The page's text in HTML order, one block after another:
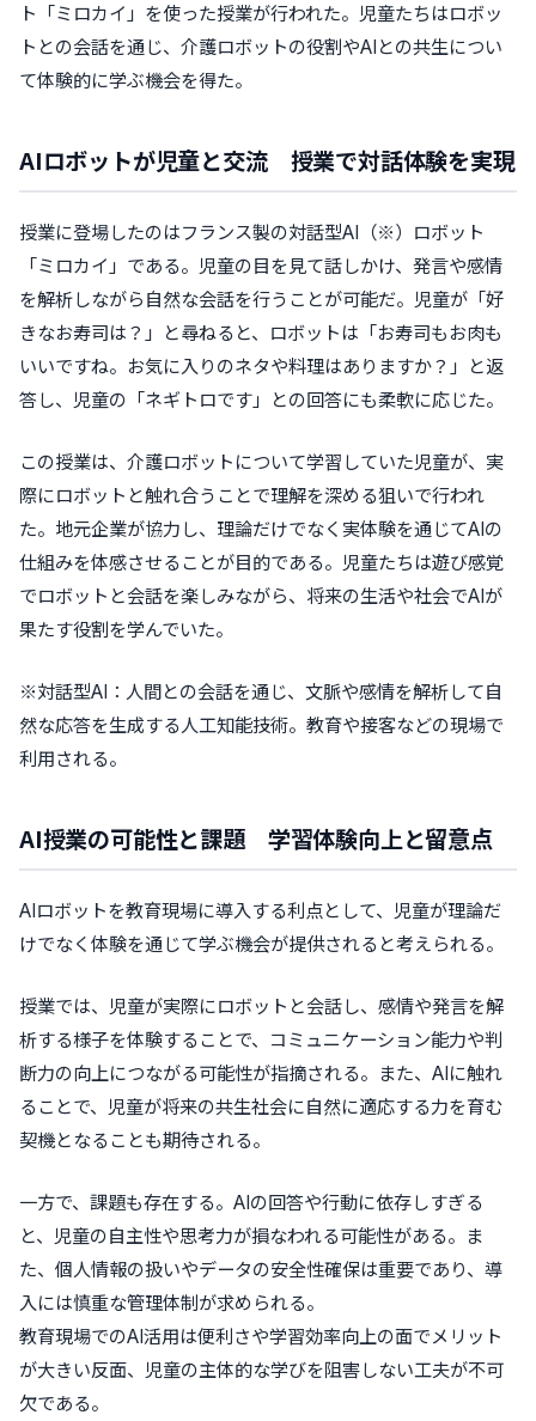
ト「ミロカイ」を使った授業が行われた。児童たちはロボッ
トとの会話を通じ、介護ロボットの役割やAIとの共生につい
て体験的に学ぶ機会を得た。
AIロボットが児童と交流 授業で対話体験を実現
授業に登場したのはフランス製の対話型AI（※）ロボット
「ミロカイ」である。児童の目を見て話しかけ、発言や感情
を解析しながら自然な会話を行うことが可能だ。児童が「好
きなお寿司は？」と尋ねると、ロボットは「お寿司もお肉も
いいですね。お気に入りのネタや料理はありますか？」と返
答し、児童の「ネギトロです」との回答にも柔軟に応じた。
この授業は、介護ロボットについて学習していた児童が、実
際にロボットと触れ合うことで理解を深める狙いで行われ
た。地元企業が協力し、理論だけでなく実体験を通じてAIの
仕組みを体感させることが目的である。児童たちは遊び感覚
でロボットと会話を楽しみながら、将来の生活や社会でAIが
果たす役割を学んでいた。
※対話型AI：人間との会話を通じ、文脈や感情を解析して自
然な応答を生成する人工知能技術。教育や接客などの現場で
利用される。
AI授業の可能性と課題 学習体験向上と留意点
AIロボットを教育現場に導入する利点として、児童が理論だ
けでなく体験を通じて学ぶ機会が提供されると考えられる。
授業では、児童が実際にロボットと会話し、感情や発言を解
析する様子を体験することで、コミュニケーション能力や判
断力の向上につながる可能性が指摘される。また、AIに触れ
ることで、児童が将来の共生社会に自然に適応する力を育む
契機となることも期待される。
一方で、課題も存在する。AIの回答や行動に依存しすぎる
と、児童の自主性や思考力が損なわれる可能性がある。ま
た、個人情報の扱いやデータの安全性確保は重要であり、導
入には慎重な管理体制が求められる。
教育現場でのAI活用は便利さや学習効率向上の面でメリット
が大きい反面、児童の主体的な学びを阻害しない工夫が不可
欠である。